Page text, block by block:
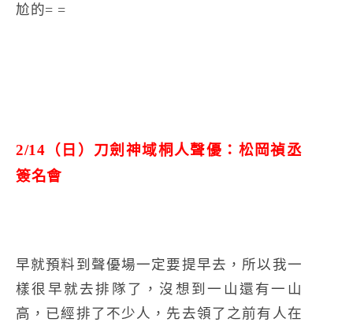
尬的= =
2/14（日）刀劍神域桐人聲優：松岡禎丞
簽名會
早就預料到聲優場一定要提早去，所以我一
樣很早就去排隊了，沒想到一山還有一山
高，已經排了不少人，先去領了之前有人在